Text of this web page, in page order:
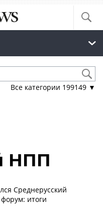
Все категории 199149 ▼
НПП
Среднерусский
итоги